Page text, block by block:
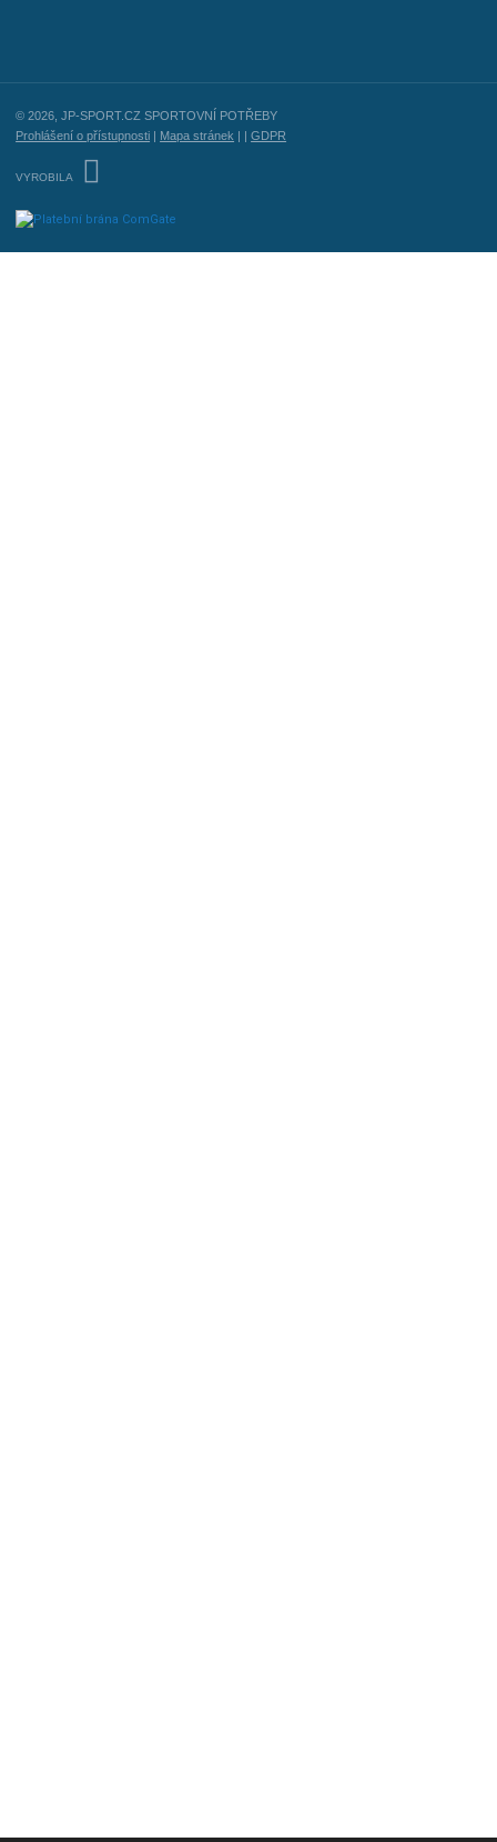
© 2026, JP-SPORT.CZ SPORTOVNÍ POTŘEBY
Prohlášení o přístupnosti | Mapa stránek | |GDPR
VYROBILA
N
C